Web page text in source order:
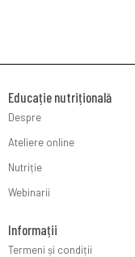
Educație nutrițională
Despre
Ateliere online
Nutriție
Webinarii
Informații
Termeni și condiții